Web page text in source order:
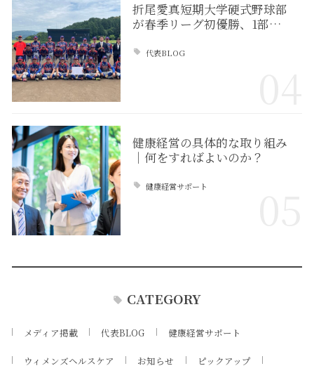
折尾愛真短期大学硬式野球部
が春季リーグ初優勝、1部…
代表BLOG
健康経営の具体的な取り組み
｜何をすればよいのか？
健康経営サポート
CATEGORY
メディア掲載 代表BLOG 健康経営サポート
ウィメンズヘルスケア お知らせ ピックアップ